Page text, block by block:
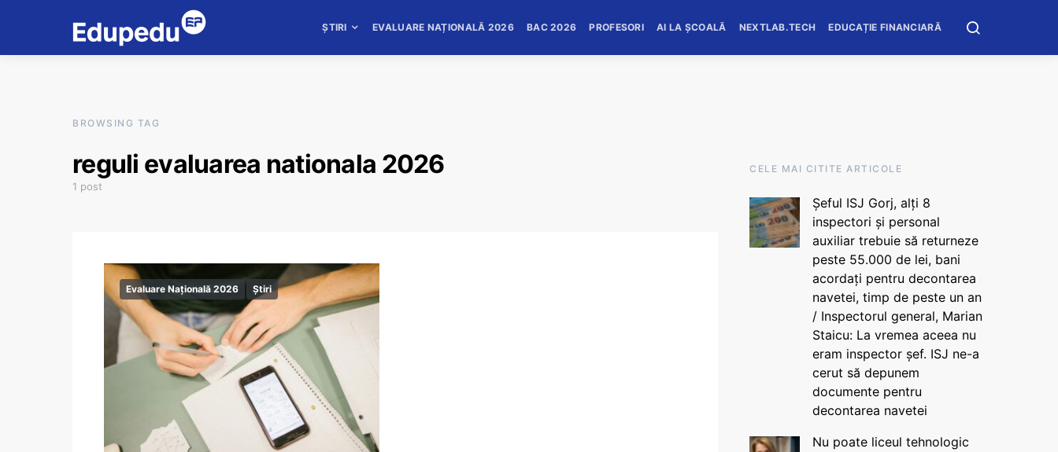
ȘTIRI EVALUARE NAȚIONALĂ 2026 BAC 2026 PROFESORI AI LA ȘCOALĂ NEXTLAB.TECH EDUCAȚIE FINANCIARĂ
BROWSING TAG
reguli evaluarea nationala 2026
1 post
Evaluare Națională 2026 Știri
CELE MAI CITITE ARTICOLE
Șeful ISJ Gorj, alți 8
inspectori și personal
auxiliar trebuie să returneze
peste 55.000 de lei, bani
acordați pentru decontarea
navetei, timp de peste un an
/ Inspectorul general, Marian
Staicu: La vremea aceea nu
eram inspector șef. ISJ ne-a
cerut să depunem
documente pentru
decontarea navetei
Nu poate liceul tehnologic